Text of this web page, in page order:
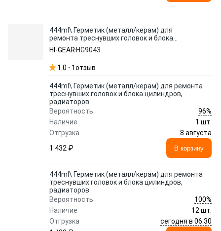
444ml\ Герметик (металл/керам) для
ремонта треснувших головок и блока
цилиндров, радиаторов
HI-GEAR HG9043
1.0 1отзыв
444ml\ Герметик (металл/керам) для ремонта
треснувших головок и блока цилиндров,
радиаторов
Вероятность
96%
Наличие
1 шт.
Отгрузка
8 августа
1 432 ₽
В корзину
444ml\ Герметик (металл/керам) для ремонта
треснувших головок и блока цилиндров,
радиаторов
Вероятность
100%
Наличие
12 шт.
Отгрузка
сегодня в 06:30